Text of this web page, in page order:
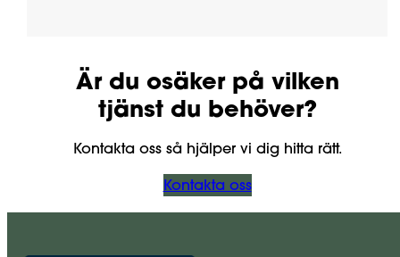
Är du osäker på vilken
tjänst du behöver?
Kontakta oss så hjälper vi dig hitta rätt.
Kontakta oss